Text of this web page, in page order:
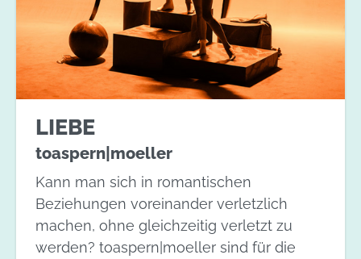
LIEBE
toaspern|moeller
Kann man sich in romantischen
Beziehungen voreinander verletzlich
machen, ohne gleichzeitig verletzt zu
werden? toaspern|moeller sind für die